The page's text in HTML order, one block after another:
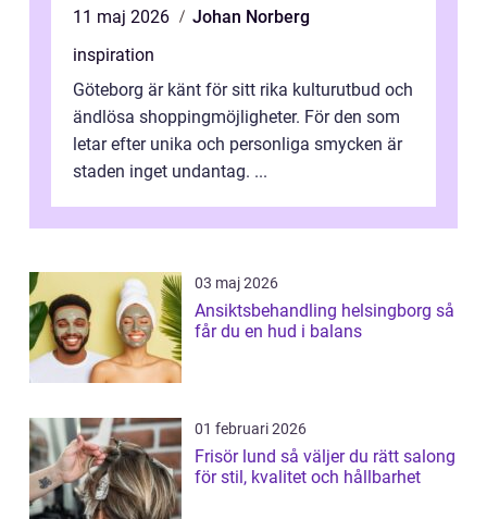
11 maj 2026
Johan Norberg
inspiration
Göteborg är känt för sitt rika kulturutbud och
ändlösa shoppingmöjligheter. För den som
letar efter unika och personliga smycken är
staden inget undantag. ...
03 maj 2026
Ansiktsbehandling helsingborg så
får du en hud i balans
01 februari 2026
Frisör lund så väljer du rätt salong
för stil, kvalitet och hållbarhet